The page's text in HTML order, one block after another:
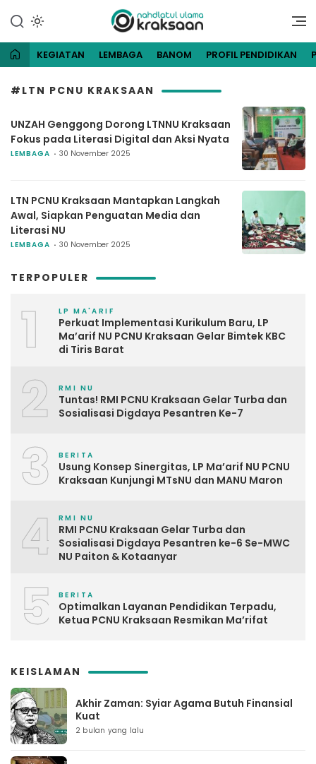
konten
NU Kraksaan
Website Resmi Pengurus
Kraksaan
KEGIATAN LEMBAGA BANOM PROFIL PENDIDIKAN
#LTN PCNU KRAKSAAN
UNZAH Genggong Dorong LTNNU Kraksaan
Fokus pada Literasi Digital dan Aksi Nyata
LEMBAGA 30 November 2025
LTN PCNU Kraksaan Mantapkan Langkah
Awal, Siapkan Penguatan Media dan
Literasi NU
LEMBAGA 30 November 2025
TERPOPULER
1 LP MA'ARIF
Perkuat Implementasi Kurikulum Baru, LP
Ma’arif NU PCNU Kraksaan Gelar Bimtek KBC
di Tiris Barat
2 RMI NU
Tuntas! RMI PCNU Kraksaan Gelar Turba dan
Sosialisasi Digdaya Pesantren Ke-7
3 BERITA
Usung Konsep Sinergitas, LP Ma’arif NU PCNU
Kraksaan Kunjungi MTsNU dan MANU Maron
4 RMI NU
RMI PCNU Kraksaan Gelar Turba dan
Sosialisasi Digdaya Pesantren ke-6 Se-MWC
NU Paiton & Kotaanyar
5 BERITA
Optimalkan Layanan Pendidikan Terpadu,
Ketua PCNU Kraksaan Resmikan Ma’rifat
KEISLAMAN
Akhir Zaman: Syiar Agama Butuh Finansial
Kuat
2 bulan yang lalu